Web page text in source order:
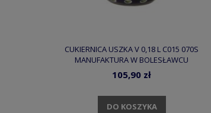
CUKIERNICA USZKA V 0,18 L C015 070S
MANUFAKTURA W BOLESŁAWCU
105,90 zł
DO KOSZYKA